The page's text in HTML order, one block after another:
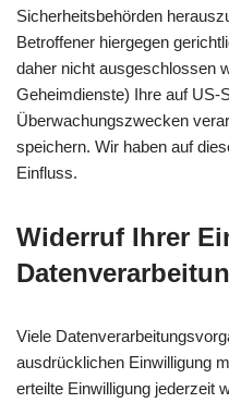
Sicherheitsbehörden
Betroffener hiergegen
daher nicht ausgeschlossen
Geheimdienste) Ihre auf US-
Überwachungszwecken
speichern. Wir haben auf
Einfluss.
Widerruf Ihrer
Viele
ausdrücklichen Einwilligung
erteilte Einwilligung jederzeit